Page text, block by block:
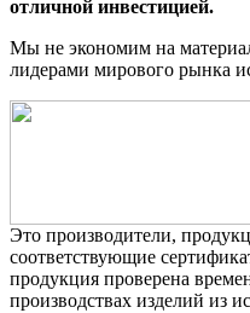
отличной инвестицией.
Мы не экономим на
лидерами мирового рынка
Это производители,
соответствующие
продукция проверена
производствах изделий из